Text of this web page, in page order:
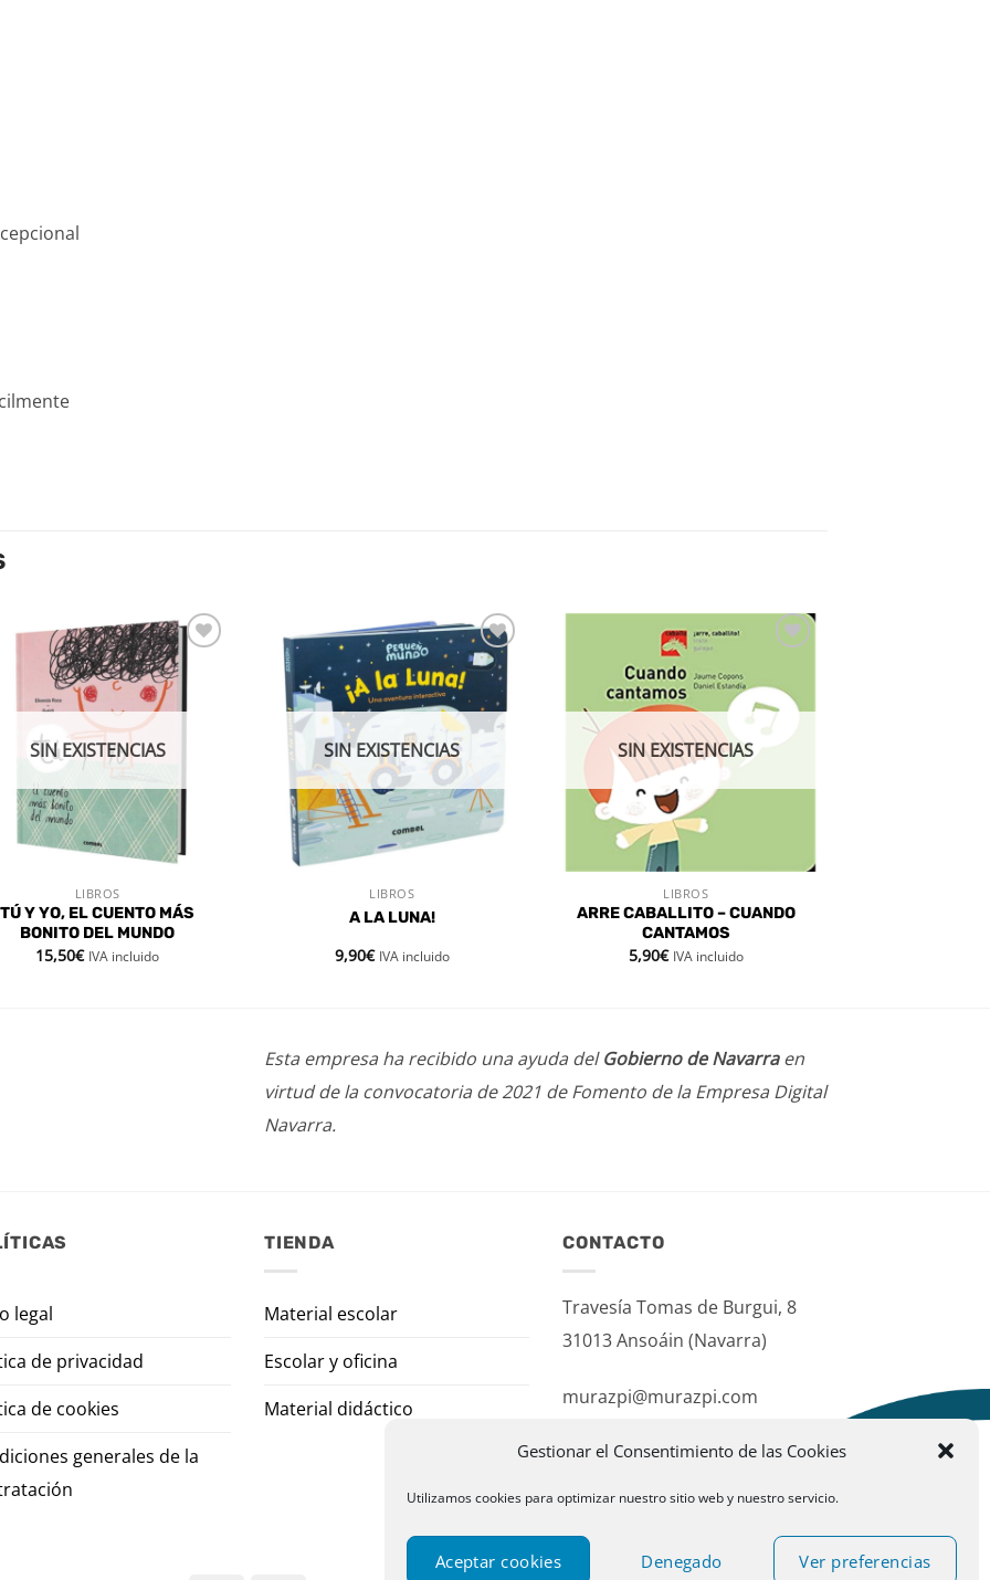
Gestionar el Consentimiento de las Cookies
Utilizamos cookies para optimizar nuestro sitio web y nuestro servicio.
Aceptar cookies Denegado Ver preferencias
Añadir
deseos
VISTA RÁPIDA
SIN EXISTENCIAS
LIBROS
TÚ Y YO, EL CUENTO MÁS
BONITO DEL MUNDO
15,50€ IVA incluido
Añadir
a la
lista de
deseos
VISTA RÁPIDA
SIN EXISTENCIAS
LIBROS
A LA LUNA!
9,90€ IVA incluido
lista de
deseos
VISTA RÁPIDA
SIN EXISTENCIAS
LIBROS
ARRE CABALLITO – CUANDO
CANTAMOS
5,90€ IVA incluido
Esta empresa ha recibido una ayuda delGobierno de Navarraen
virtud de la convocatoria de 2021 de Fomento de la Empresa Digital
Navarra.
legal
de privacidad
de cookies
generales de la
TIENDA
Material escolar
Escolar y oficina
Material didáctico
CONTACTO
Travesía Tomas de Burgui, 8
31013 Ansoáin (Navarra)
murazpi@murazpi.com